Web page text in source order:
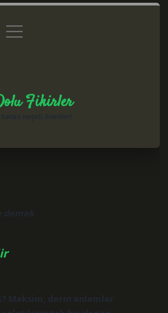
Politikası
menüyü
aç
Fikirler
demek
Maksim, derin anlamlar